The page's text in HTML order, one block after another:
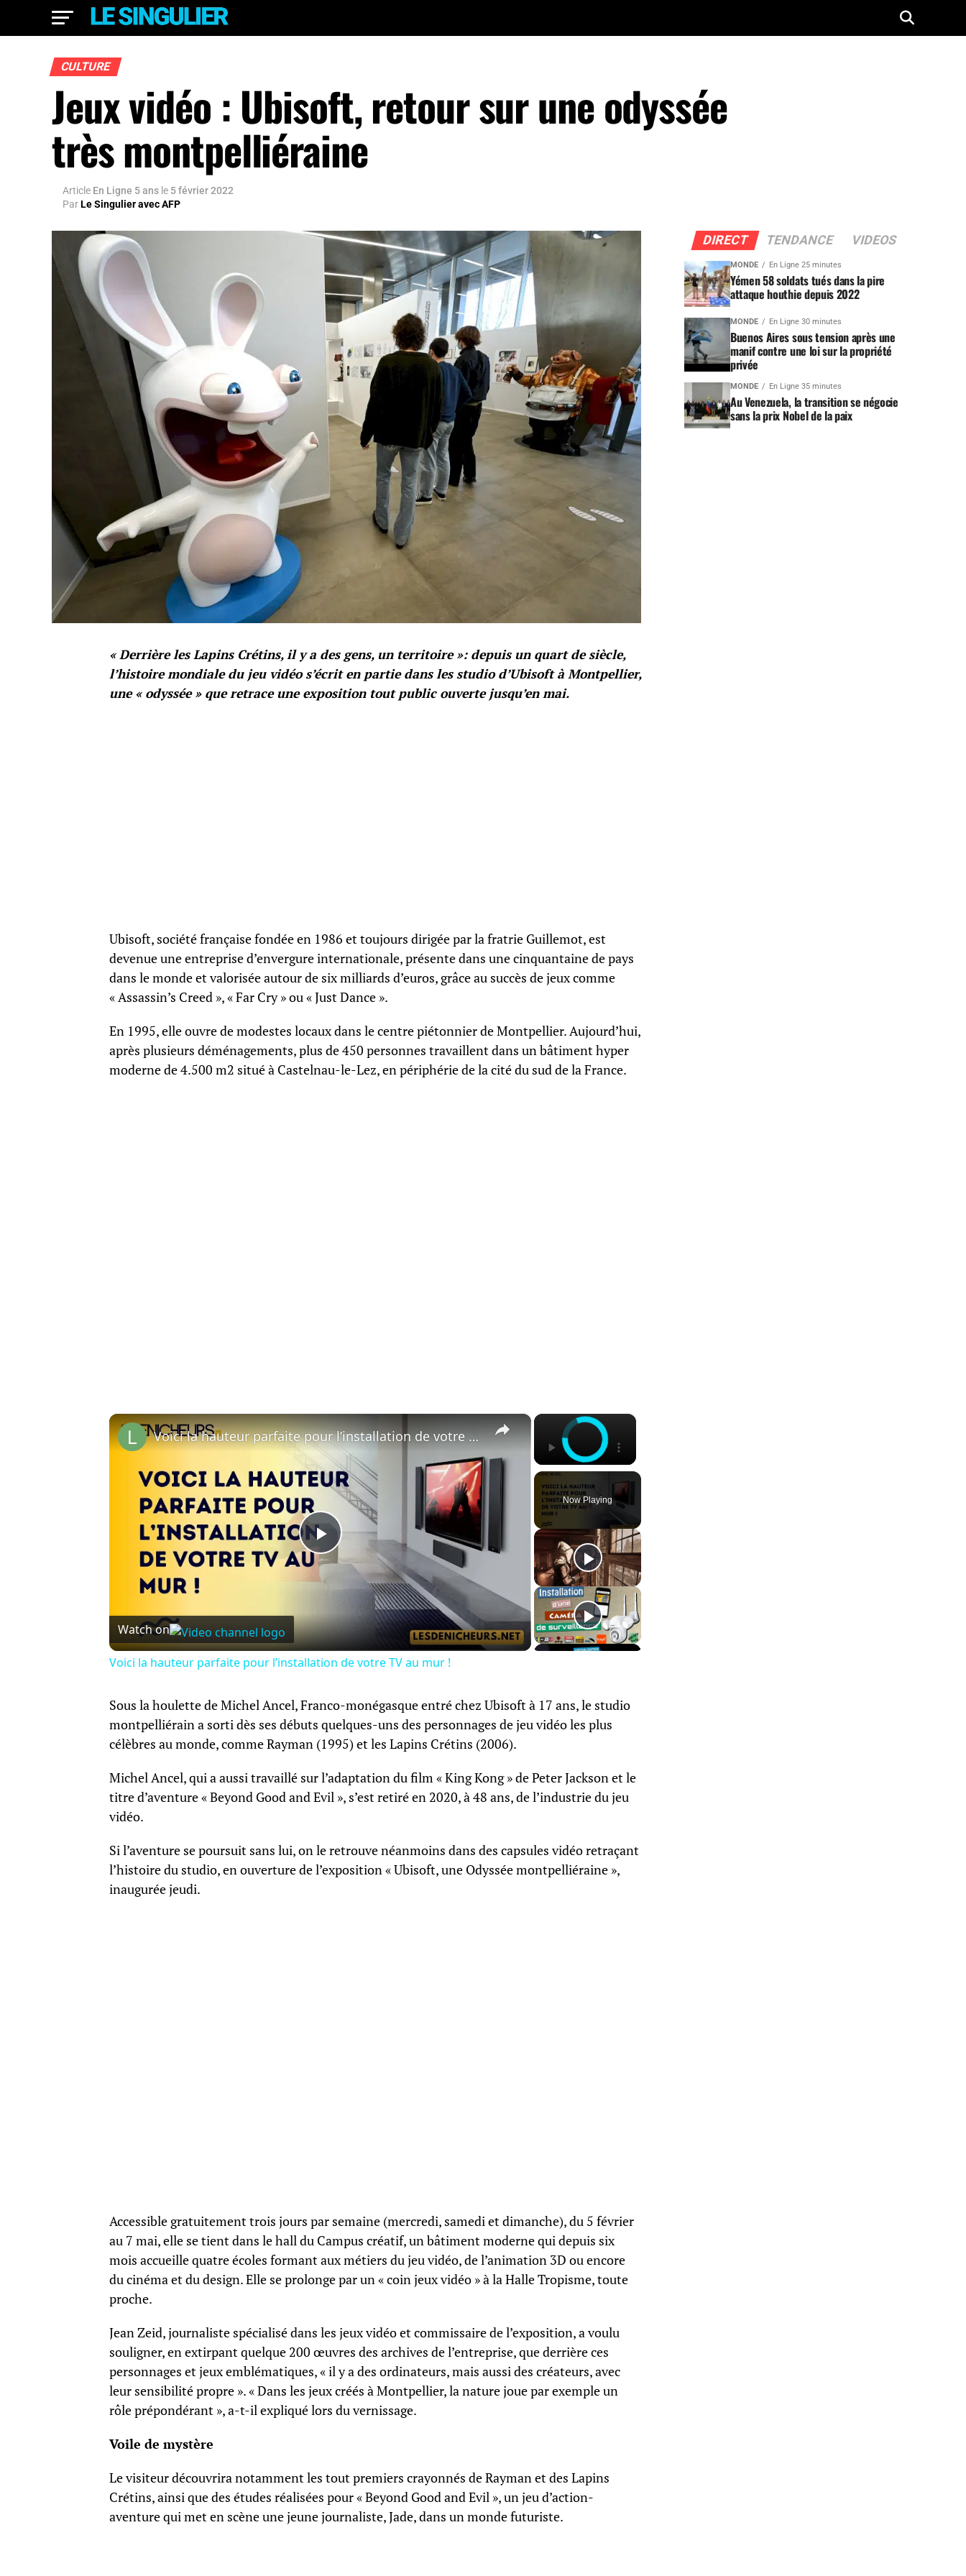
CULTURE
Jeux vidéo : Ubisoft, retour sur une odyssée
très montpelliéraine
Article En Ligne 5 ans le 5 février 2022
ParLe Singulier avec AFP
« Derrière les Lapins Crétins, il y a des gens, un territoire »: depuis un quart de siècle,
l’histoire mondiale du jeu vidéo s’écrit en partie dans les studio d’Ubisoft à Montpellier,
une « odyssée » que retrace une exposition tout public ouverte jusqu’en mai.
Ubisoft, société française fondée en 1986 et toujours dirigée par la fratrie Guillemot, est
devenue une entreprise d’envergure internationale, présente dans une cinquantaine de pays
dans le monde et valorisée autour de six milliards d’euros, grâce au succès de jeux comme
« Assassin’s Creed », « Far Cry » ou « Just Dance ».
En 1995, elle ouvre de modestes locaux dans le centre piétonnier de Montpellier. Aujourd’hui,
après plusieurs déménagements, plus de 450 personnes travaillent dans un bâtiment hyper
moderne de 4.500 m2 situé à Castelnau-le-Lez, en périphérie de la cité du sud de la France.
×
Now Playing
×
Play
Video
Voici la hauteur parfaite pour l’installation de votre TV au mur !
Watch on
Voici la hauteur parfaite pour l’installation de votre TV au mur !
Sous la houlette de Michel Ancel, Franco-monégasque entré chez Ubisoft à 17 ans, le studio
montpelliérain a sorti dès ses débuts quelques-uns des personnages de jeu vidéo les plus
célèbres au monde, comme Rayman (1995) et les Lapins Crétins (2006).
Michel Ancel, qui a aussi travaillé sur l’adaptation du film « King Kong » de Peter Jackson et le
titre d’aventure « Beyond Good and Evil », s’est retiré en 2020, à 48 ans, de l’industrie du jeu
vidéo.
Si l’aventure se poursuit sans lui, on le retrouve néanmoins dans des capsules vidéo retraçant
l’histoire du studio, en ouverture de l’exposition « Ubisoft, une Odyssée montpelliéraine »,
inaugurée jeudi.
Accessible gratuitement trois jours par semaine (mercredi, samedi et dimanche), du 5 février
au 7 mai, elle se tient dans le hall du Campus créatif, un bâtiment moderne qui depuis six
mois accueille quatre écoles formant aux métiers du jeu vidéo, de l’animation 3D ou encore
du cinéma et du design. Elle se prolonge par un « coin jeux vidéo » à la Halle Tropisme, toute
proche.
Jean Zeid, journaliste spécialisé dans les jeux vidéo et commissaire de l’exposition, a voulu
souligner, en extirpant quelque 200 œuvres des archives de l’entreprise, que derrière ces
personnages et jeux emblématiques, « il y a des ordinateurs, mais aussi des créateurs, avec
leur sensibilité propre ». « Dans les jeux créés à Montpellier, la nature joue par exemple un
rôle prépondérant », a-t-il expliqué lors du vernissage.
Voile de mystère
Le visiteur découvrira notamment les tout premiers crayonnés de Rayman et des Lapins
Crétins, ainsi que des études réalisées pour « Beyond Good and Evil », un jeu d’action-
aventure qui met en scène une jeune journaliste, Jade, dans un monde futuriste.
DIRECT TENDANCE VIDEOS
MONDE En Ligne 25 minutes
Yémen 58 soldats tués dans la pire
attaque houthie depuis 2022
MONDE En Ligne 30 minutes
Buenos Aires sous tension après une
manif contre une loi sur la propriété
privée
MONDE En Ligne 35 minutes
Au Venezuela, la transition se négocie
sans la prix Nobel de la paix